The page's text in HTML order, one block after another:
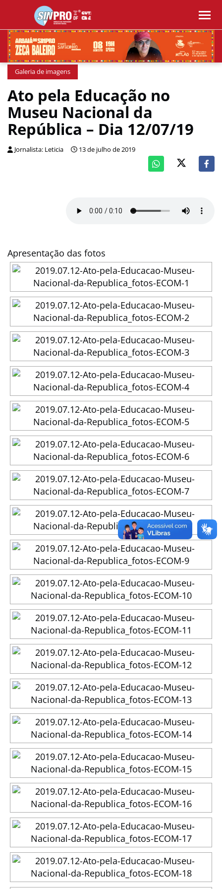
Galeria de imagens
Ato pela Educação no
Museu Nacional da
República – Dia 12/07/19
Jornalista: Leticia 13 de julho de 2019
Apresentação das fotos